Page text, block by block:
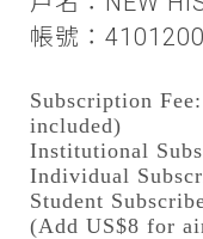
帳號：
Subscription
included)
Institutional
Individual
Student
(Add US$8 for